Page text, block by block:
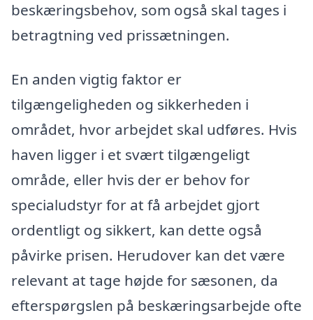
beskæringsbehov, som også skal tages i
betragtning ved prissætningen.
En anden vigtig faktor er
tilgængeligheden og sikkerheden i
området, hvor arbejdet skal udføres. Hvis
haven ligger i et svært tilgængeligt
område, eller hvis der er behov for
specialudstyr for at få arbejdet gjort
ordentligt og sikkert, kan dette også
påvirke prisen. Herudover kan det være
relevant at tage højde for sæsonen, da
efterspørgslen på beskæringsarbejde ofte